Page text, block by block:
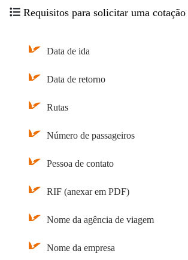
Requisitos para solicitar uma cotação
Data de ida
Data de retorno
Rutas
Número de passageiros
Pessoa de contato
RIF (anexar em PDF)
Nome da agência de viagem
Nome da empresa